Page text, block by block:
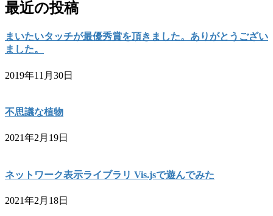
最近の投稿
まいたいタッチが最優秀賞を頂きました。ありがとうござい
ました。
2019年11月30日
不思議な植物
2021年2月19日
ネットワーク表示ライブラリ Vis.jsで遊んでみた
2021年2月18日